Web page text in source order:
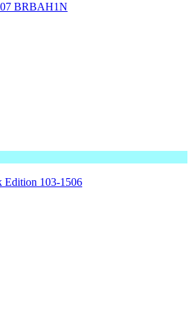
BRBAH1N
Edition 103-1506